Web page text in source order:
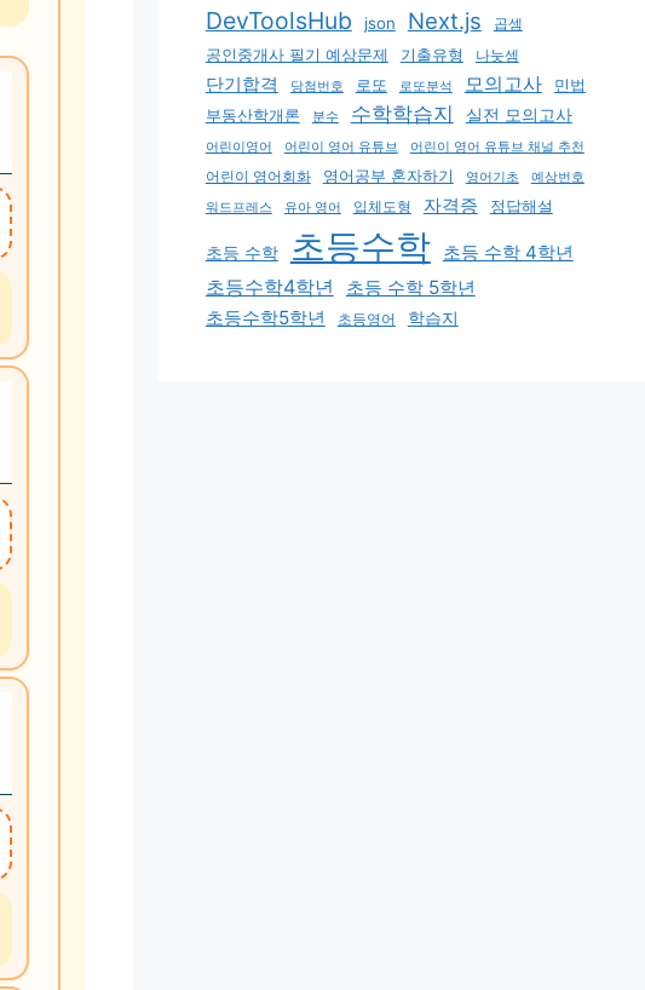
DevToolsHub json Next.js
곱셈
공인중개사 필기 예상문제
기출유형 나눗셈
단기합격 당첨번호 로또 로또분석 모의고사
민법
부동산학개론
분수 수학학습지 실전 모의고사
어린이영어 어린이 영어 유튜브 어린이 영어 유튜브 채널 추천
어린이 영어회화 영어공부 혼자하기 영어기초 예상번호
워드프레스 유아 영어 입체도형 자격증 정답해설
초등 수학 초등수학 초등 수학 4학년
초등수학4학년
초등 수학 5학년
초등수학5학년
초등영어 학습지